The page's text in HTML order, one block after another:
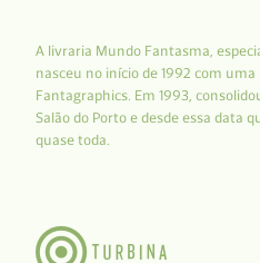
A livraria Mundo Fantasma,
nasceu no início de 1992 com
Fantagraphics. Em 1993,
Salão do Porto e desde essa data
quase toda.